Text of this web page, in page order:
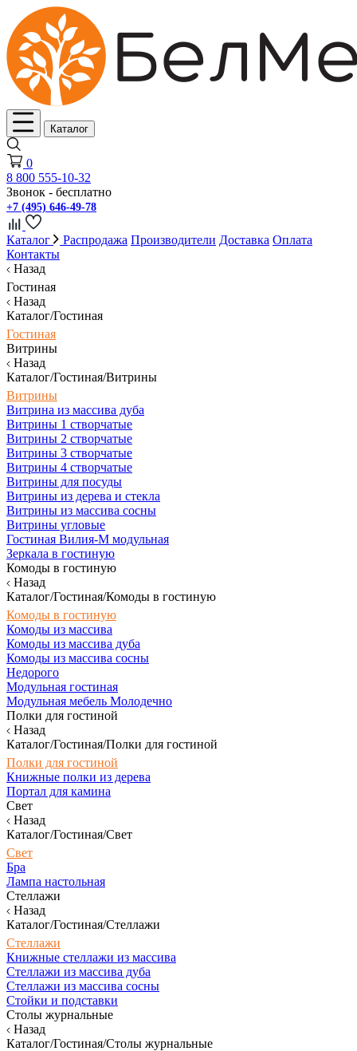
Каталог
0
8 800 555-10-32
Звонок - бесплатно
+7 (495) 646-49-78
Каталог Распродажа Производители Доставка Оплата
Контакты
Назад
Гостиная
Назад
Каталог/Гостиная
Гостиная
Витрины
Назад
Каталог/Гостиная/Витрины
Витрины
Витрина из массива дуба
Витрины 1 створчатые
Витрины 2 створчатые
Витрины 3 створчатые
Витрины 4 створчатые
Витрины для посуды
Витрины из дерева и стекла
Витрины из массива сосны
Витрины угловые
Гостиная Вилия-М модульная
Зеркала в гостиную
Комоды в гостиную
Назад
Каталог/Гостиная/Комоды в гостиную
Комоды в гостиную
Комоды из массива
Комоды из массива дуба
Комоды из массива сосны
Недорого
Модульная гостиная
Модульная мебель Молодечно
Полки для гостиной
Назад
Каталог/Гостиная/Полки для гостиной
Полки для гостиной
Книжные полки из дерева
Портал для камина
Свет
Назад
Каталог/Гостиная/Свет
Свет
Бра
Лампа настольная
Стеллажи
Назад
Каталог/Гостиная/Стеллажи
Стеллажи
Книжные стеллажи из массива
Стеллажи из массива дуба
Стеллажи из массива сосны
Стойки и подставки
Столы журнальные
Назад
Каталог/Гостиная/Столы журнальные